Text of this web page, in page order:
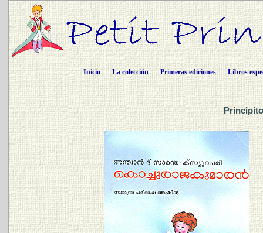
Inicio La colección Primeras ediciones Libros